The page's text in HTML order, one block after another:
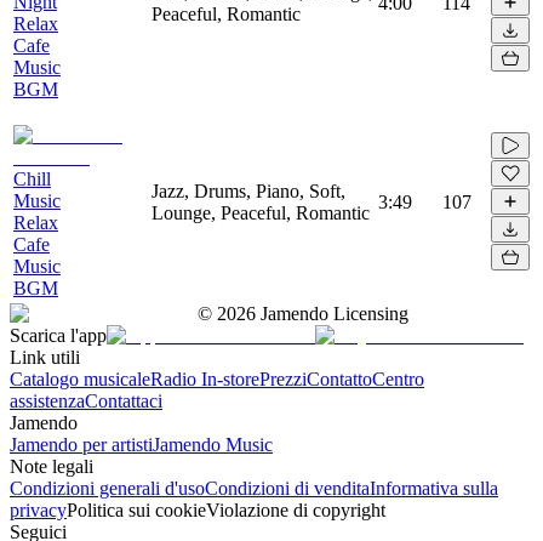
Relax
Cafe
Music
BGM
Peaceful, Romantic
Chill
Music
Relax
Cafe
Music
BGM
Jazz, Drums, Piano, Soft,
Lounge, Peaceful, Romantic
3:49 107
© 2026 Jamendo Licensing
Scarica l'app
Link utili
Catalogo musicaleRadio In-storePrezziContattoCentro
assistenzaContattaci
Jamendo
Jamendo per artistiJamendo Music
Note legali
Condizioni generali d'usoCondizioni di venditaInformativa sulla
privacyPolitica sui cookieViolazione di copyright
Seguici